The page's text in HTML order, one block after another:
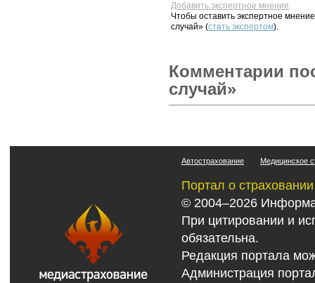
Добавить экспертное мнение
Чтобы оставить экспертное
случай» (стать экспертом).
Комментарии
случай»
Автострахование Медицинское
Портал о
© 2004–2026
При цитировании и
обязательна.
Редакция портала
Администрация